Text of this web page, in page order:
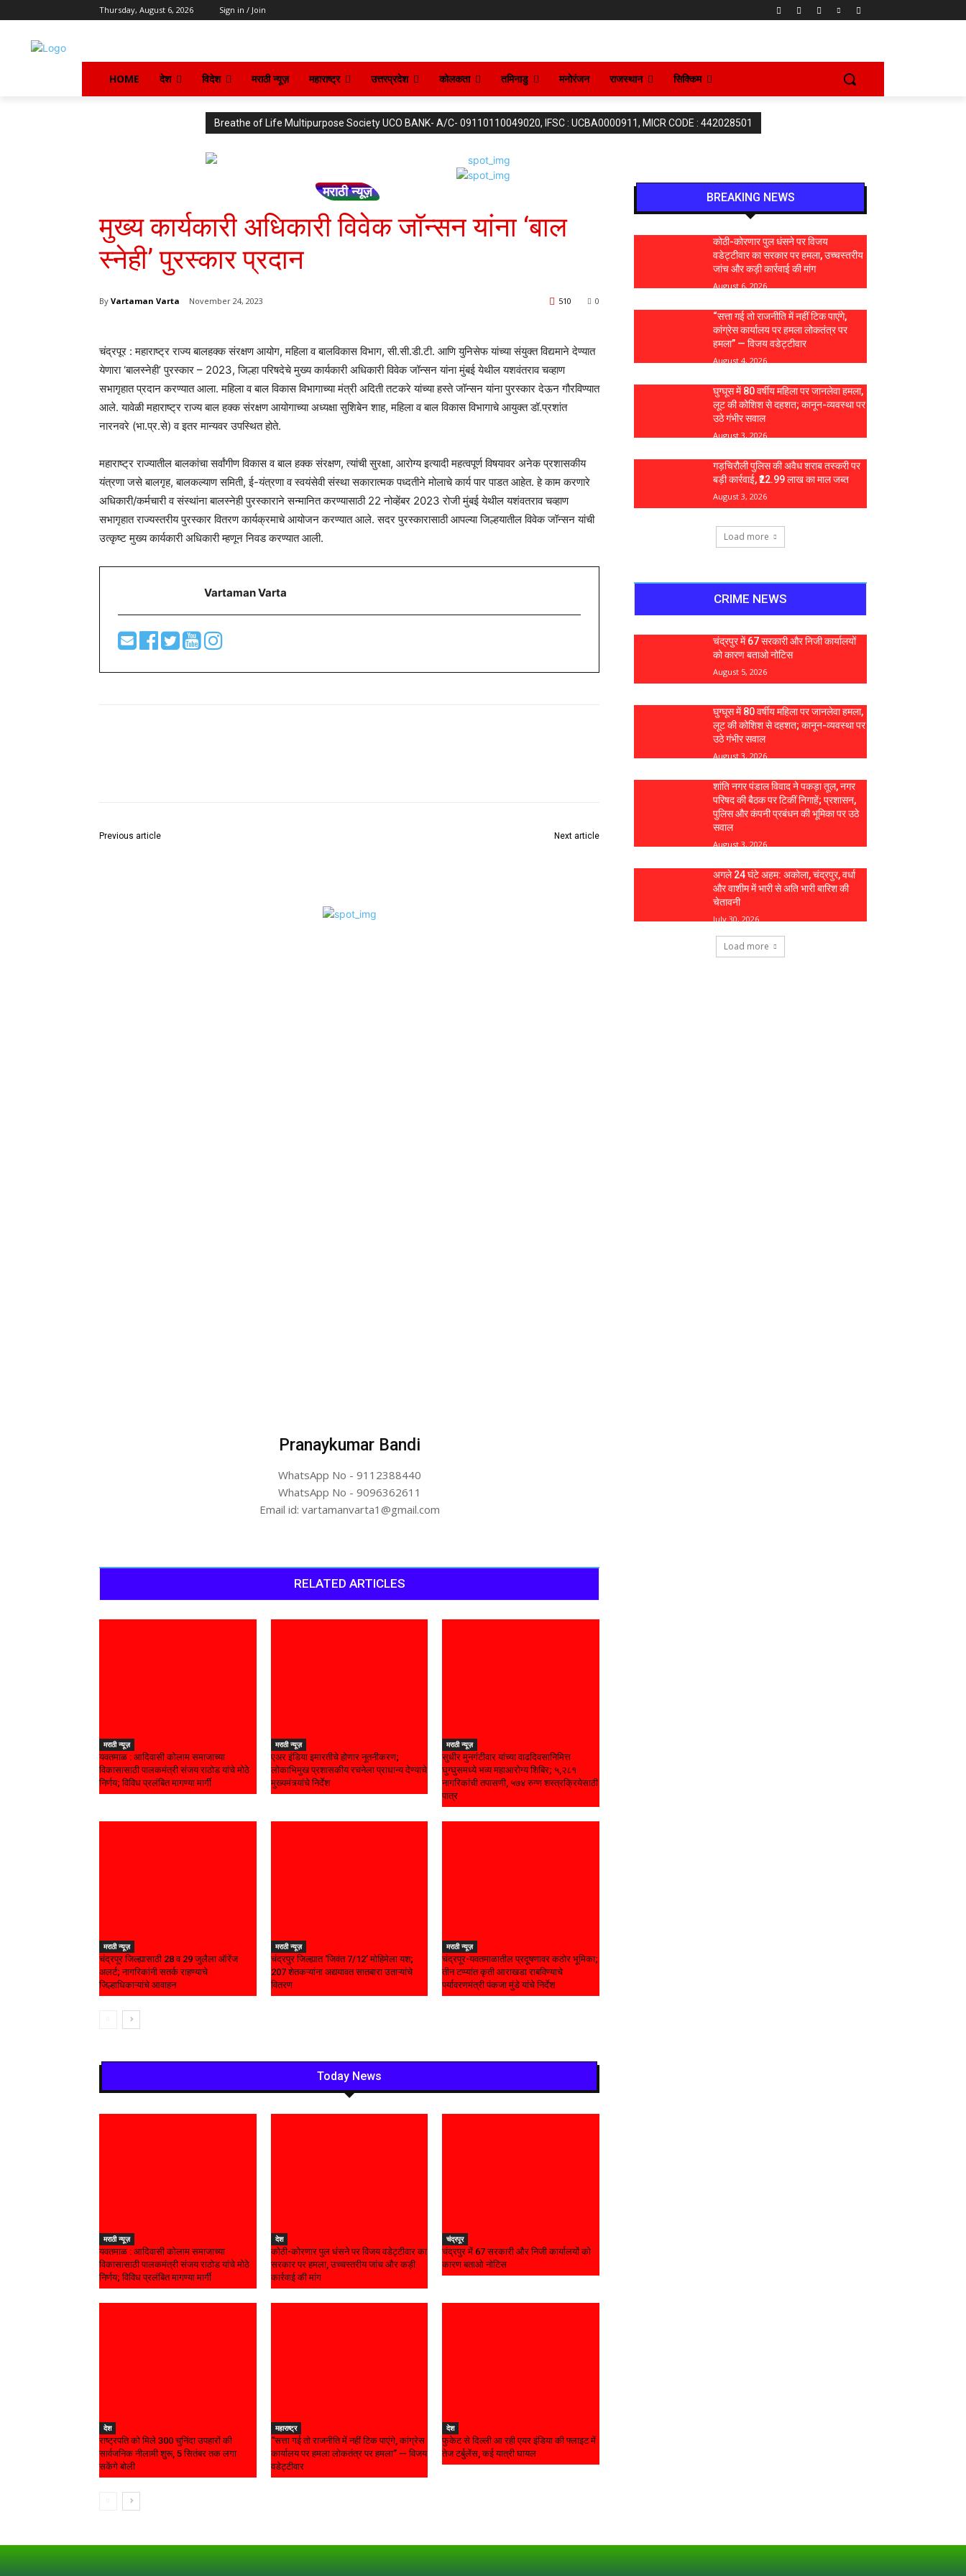
Thursday, August 6, 2026 Sign in / Join
HOME देश विदेश मराठी न्यूज़ महाराष्ट्र उत्तरप्रदेश कोलकता तमिनाडु मनोरंजन राजस्थान सिक्किम
Breathe of Life Multipurpose Society UCO BANK- A/C- 09110110049020, IFSC : UCBA0000911, MICR CODE : 442028501
मराठी न्यूज़
मुख्य कार्यकारी अधिकारी विवेक जॉन्सन यांना ‘बाल
स्नेही’ पुरस्कार प्रदान
By Vartaman Varta November 24, 2023 0
510
चंद्रपूर : महाराष्ट्र राज्य बालहक्क संरक्षण आयोग, महिला व बालविकास विभाग, सी.सी.डी.टी. आणि युनिसेफ यांच्या संयुक्त विद्यमाने देण्यात
येणारा ‘बालस्नेही’ पुरस्कार – 2023, जिल्हा परिषदेचे मुख्य कार्यकारी अधिकारी विवेक जॉन्सन यांना मुंबई येथील यशवंतराव चव्हाण
सभागृहात प्रदान करण्यात आला. महिला व बाल विकास विभागाच्या मंत्री अदिती तटकरे यांच्या हस्ते जॉन्सन यांना पुरस्कार देऊन गौरविण्यात
आले. यावेळी महाराष्ट्र राज्य बाल हक्क संरक्षण आयोगाच्या अध्यक्षा सुशिबेन शाह, महिला व बाल विकास विभागाचे आयुक्त डॉ.प्रशांत
नारनवरे (भा.प्र.से) व इतर मान्यवर उपस्थित होते.
महाराष्ट्र राज्यातील बालकांचा सर्वांगीण विकास व बाल हक्क संरक्षण, त्यांची सुरक्षा, आरोग्य इत्यादी महत्वपूर्ण विषयावर अनेक प्रशासकीय
यंत्रणा जसे बालगृह, बालकल्याण समिती, ई-यंत्रणा व स्वयंसेवी संस्था सकारात्मक पध्दतीने मोलाचे कार्य पार पाडत आहेत. हे काम करणारे
अधिकारी/कर्मचारी व संस्थांना बालस्नेही पुरस्काराने सन्मानित करण्यासाठी 22 नोव्हेंबर 2023 रोजी मुंबई येथील यशंवतराव चव्हाण
सभागृहात राज्यस्तरीय पुरस्कार वितरण कार्यक्रमाचे आयोजन करण्यात आले. सदर पुरस्कारासाठी आपल्या जिल्हयातील विवेक जॉन्सन यांची
उत्कृष्ट मुख्य कार्यकारी अधिकारी म्हणून निवड करण्यात आली.
Vartaman Varta
Previous article Next article
Pranaykumar Bandi
WhatsApp No - 9112388440
WhatsApp No - 9096362611
Email id: vartamanvarta1@gmail.com
RELATED ARTICLES
मराठी न्यूज़
यवतमाळ : आदिवासी कोलाम समाजाच्या
विकासासाठी पालकमंत्री संजय राठोड यांचे मोठे
निर्णय; विविध प्रलंबित मागण्या मार्गी
मराठी न्यूज़
एअर इंडिया इमारतीचे होणार नूतनीकरण;
लोकाभिमुख प्रशासकीय रचनेला प्राधान्य देण्याचे
मुख्यमंत्र्यांचे निर्देश
मराठी न्यूज़
सुधीर मुनगंटीवार यांच्या वाढदिवसानिमित्त
घुग्घुसमध्ये भव्य महाआरोग्य शिबिर; ५,२८१
नागरिकांची तपासणी, ५७४ रुग्ण शस्त्रक्रियेसाठी
पात्र
मराठी न्यूज़
चंद्रपूर जिल्ह्यासाठी 28 व 29 जुलैला ऑरेंज
अलर्ट; नागरिकांनी सतर्क राहण्याचे
जिल्हाधिकाऱ्यांचे आवाहन
मराठी न्यूज़
चंद्रपुर जिल्ह्यात ‘जिवंत 7/12’ मोहिमेला यश;
207 शेतकऱ्यांना अद्ययावत सातबारा उताऱ्यांचे
वितरण
मराठी न्यूज़
चंद्रपूर-यवतमाळातील प्रदूषणावर कठोर भूमिका;
तीन टप्प्यांत कृती आराखडा राबविण्याचे
पर्यावरणमंत्री पंकजा मुंडे यांचे निर्देश
Today News
मराठी न्यूज़
यवतमाळ : आदिवासी कोलाम समाजाच्या
विकासासाठी पालकमंत्री संजय राठोड यांचे मोठे
निर्णय; विविध प्रलंबित मागण्या मार्गी
देश
कोठी-कोरणार पुल धंसने पर विजय वडेट्टीवार का
सरकार पर हमला, उच्चस्तरीय जांच और कड़ी
कार्रवाई की मांग
चंद्रपूर
चंद्रपुर में 67 सरकारी और निजी कार्यालयों को
कारण बताओ नोटिस
देश
राष्ट्रपति को मिले 300 चुनिंदा उपहारों की
सार्वजनिक नीलामी शुरू, 5 सितंबर तक लगा
सकेंगे बोली
महाराष्ट्र
“सत्ता गई तो राजनीति में नहीं टिक पाएंगे, कांग्रेस
कार्यालय पर हमला लोकतंत्र पर हमला” — विजय
वडेट्टीवार
देश
फुकेट से दिल्ली आ रही एयर इंडिया की फ्लाइट में
तेज टर्बुलेंस, कई यात्री घायल
BREAKING NEWS
कोठी-कोरणार पुल धंसने पर विजय
वडेट्टीवार का सरकार पर हमला, उच्चस्तरीय
जांच और कड़ी कार्रवाई की मांग
August 6, 2026
“सत्ता गई तो राजनीति में नहीं टिक पाएंगे,
कांग्रेस कार्यालय पर हमला लोकतंत्र पर
हमला” — विजय वडेट्टीवार
August 4, 2026
घुग्घूस में 80 वर्षीय महिला पर जानलेवा हमला,
लूट की कोशिश से दहशत; कानून-व्यवस्था पर
उठे गंभीर सवाल
August 3, 2026
गड़चिरौली पुलिस की अवैध शराब तस्करी पर
बड़ी कार्रवाई, ₹22.99 लाख का माल जब्त
August 3, 2026
Load more
CRIME NEWS
चंद्रपुर में 67 सरकारी और निजी कार्यालयों
को कारण बताओ नोटिस
August 5, 2026
घुग्घूस में 80 वर्षीय महिला पर जानलेवा हमला,
लूट की कोशिश से दहशत; कानून-व्यवस्था पर
उठे गंभीर सवाल
August 3, 2026
शांति नगर पंडाल विवाद ने पकड़ा तूल, नगर
परिषद की बैठक पर टिकीं निगाहें; प्रशासन,
पुलिस और कंपनी प्रबंधन की भूमिका पर उठे
सवाल
August 3, 2026
अगले 24 घंटे अहम: अकोला, चंद्रपुर, वर्धा
और वाशीम में भारी से अति भारी बारिश की
चेतावनी
July 30, 2026
Load more